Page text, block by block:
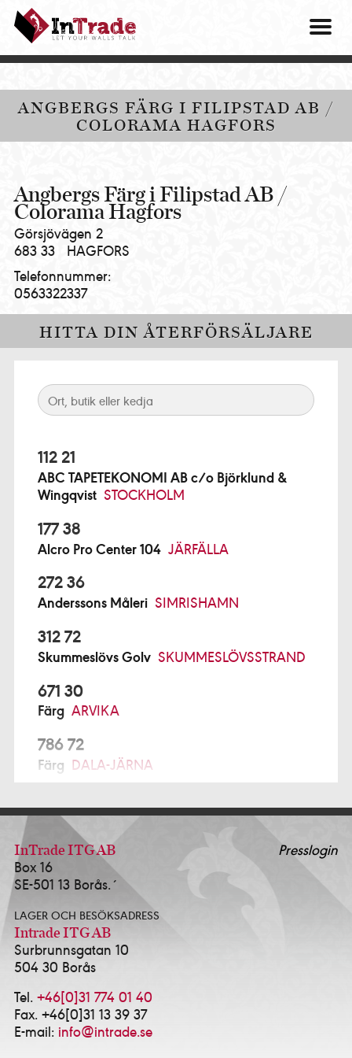
Intrade
ITG
AB
|
your
walls
ANGBERGS FÄRG I FILIPSTAD AB /
COLORAMA HAGFORS
Angbergs Färg i Filipstad AB /
Colorama Hagfors
Görsjövägen 2
683 33
HAGFORS
Telefonnummer:
0563322337
HITTA DIN ÅTERFÖRSÄLJARE
112 21
ABC TAPETEKONOMI AB c/o Björklund &
Wingqvist STOCKHOLM
177 38
Alcro Pro Center 104 JÄRFÄLLA
272 36
Anderssons Måleri SIMRISHAMN
312 72
Skummeslövs Golv SKUMMESLÖVSSTRAND
671 30
Färg ARVIKA
786 72
Färg DALA-JÄRNA
Prochroma AB Alcro Studio FALUN
ALFTA
Ekmans Hem & Färg 0271-12280
ALINGSÅS
K-Försäljning AB - Alcro Färg & Tapet Alingsås
0322-10114
Happy Homes / Färgtrend Alingsås AB
17381
Idé & Design Alingsås AB
ALVESTA
InTrade ITG AB
Box 16
SE-501 13 Borås.´
LAGER OCH BESÖKSADRESS
Intrade ITG AB
Surbrunnsgatan 10
504 30 Borås
Tel. +46[0]31 774 01 40
Fax. +46[0]31 13 39 37
E-mail: info@intrade.se
Presslogin
OM
VÅRA
HITTA